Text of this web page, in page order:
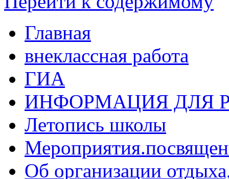
Главная
внеклассная работа
ГИА
ИНФОРМАЦИЯ ДЛЯ
Летопись школы
Об организации